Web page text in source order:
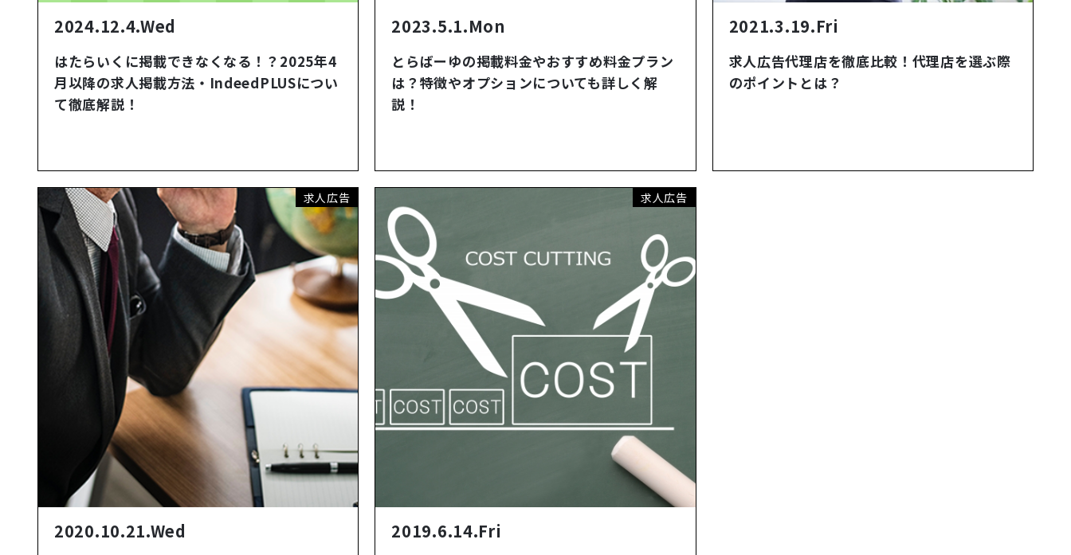
2024.12.4.Wed
はたらいくに掲載できなくなる！？2025年4
月以降の求人掲載方法・IndeedPLUSについ
て徹底解説！
2023.5.1.Mon
とらばーゆの掲載料金やおすすめ料金プラン
は？特徴やオプションについても詳しく解
説！
2021.3.19.Fri
求人広告代理店を徹底比較！代理店を選ぶ際
のポイントとは？
求人広告
2020.10.21.Wed
求人広告
2019.6.14.Fri